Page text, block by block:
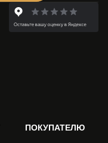
ПОКУПАТЕЛЮ